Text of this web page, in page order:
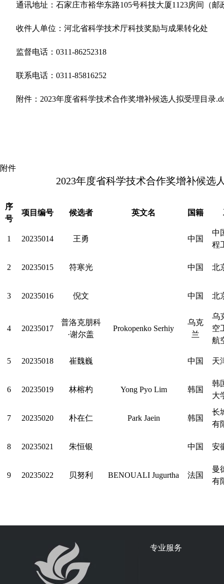
通讯地址：石家庄市裕华东路105号科技大厦1123房间（邮
收件人单位：河北省科学技术厅科技奖励与成果转化处
监督电话：0311-86252318
联系电话：0311-85816252
附件：2023年度省科学技术合作奖增
附件
2023年度省科学技术合作奖增补候选
序
号
项目编号 候选者 英文名 国籍
1 20235014 王勇 中国
中
程
2 20235015 符寒光 中国 北
3 20235016 倪文 中国 北
4 20235017
普洛克朋科
·谢尔盖
Prokopenko Serhiy
乌克
兰
乌
空
航
5 20235018 崔魏巍 中国 天
6 20235019 林榕杓 Yong Pyo Lim 韩国
韩
大
7 20235020 朴在仁 Park Jaein 韩国
长
有
8 20235021 朱恒银 中国 安
9 20235022 贝努利 BENOUALI Jugurtha 法国
曼
有
专业服务